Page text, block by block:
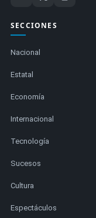
SECCIONES
Nacional
Estatal
Economía
Internacional
Tecnología
Sucesos
Cultura
Espectáculos